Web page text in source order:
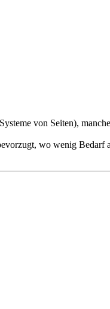
von Seiten),
wo wenig Bedarf